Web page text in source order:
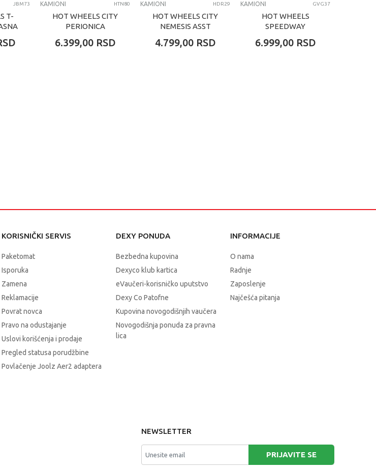
JBM73
T-
KAMIONI HTN80
HOT WHEELS CITY
PERIONICA
6.399,00 RSD
KAMIONI HDR29
HOT WHEELS CITY
NEMESIS ASST
4.799,00 RSD
KAMIONI GVG37
HOT WHEELS
SPEEDWAY
6.999,00 RSD
KORISNIČKI SERVIS
Paketomat
Isporuka
Zamena
Reklamacije
Povrat novca
Pravo na odustajanje
Uslovi korišćenja i prodaje
Pregled statusa porudžbine
Povlačenje Joolz Aer2 adaptera
DEXY PONUDA
Bezbedna kupovina
Dexyco klub kartica
eVaučeri-korisničko uputstvo
Dexy Co Patofne
Kupovina novogodišnjih vaučera
Novogodišnja ponuda za pravna
lica
INFORMACIJE
O nama
Radnje
Zaposlenje
Najčešća pitanja
NEWSLETTER
PRIJAVITE SE